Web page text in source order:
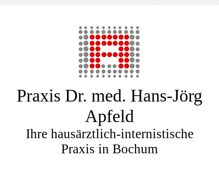
Praxis Dr. med. Hans-Jörg
Apfeld
Ihre hausärztlich-internistische
Praxis in Bochum